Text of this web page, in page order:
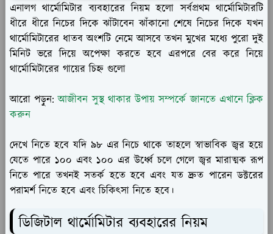
এনালগ থার্মোমিটার ব্যবহারের নিয়ম হলো সর্বপ্রথম থার্মোমিটারটি
ধীরে ধীরে নিচের দিকে ঝাঁটাবেন ঝাঁকানো শেষে নিচের দিকে যখন
থার্মোমিটারের ধাতব অংশটি নেমে আসবে তখন মুখের মধ্যে পুরো দুই
মিনিট ভরে দিয়ে অপেক্ষা করতে হবে এরপরে বের করে নিয়ে
থার্মোমিটারের গায়ের চিহ্ন গুলো
আরো পড়ুন:আজীবন সুস্থ থাকার উপায় সম্পর্কে জানতে এখানে ক্লিক
করুন
দেখে নিতে হবে যদি ৯৮ এর নিচে থাকে তাহলে স্বাভাবিক জ্বর হয়ে
যেতে পারে ১০০ এবং ১০০ এর উর্ধ্বে চলে গেলে জ্বর মারাত্মক রূপ
নিতে পারে তখনই সতর্ক হতে হবে এবং যত দ্রুত পারেন ডক্টরের
পরামর্শ নিতে হবে এবং চিকিৎসা নিতে হবে।
ডিজিটাল থার্মোমিটার ব্যবহারের নিয়ম